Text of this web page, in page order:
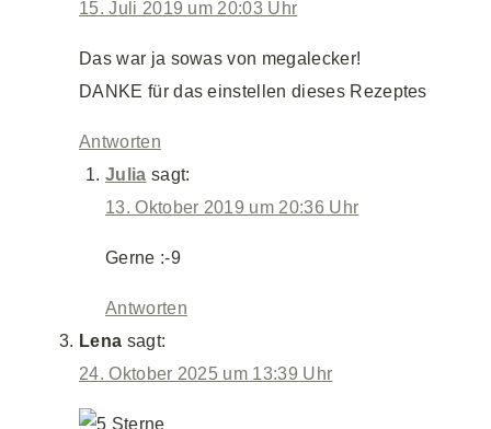
15. Juli 2019 um 20:03 Uhr
Das war ja sowas von megalecker!
DANKE für das einstellen dieses Rezeptes
Antworten
Julia sagt:
13. Oktober 2019 um 20:36 Uhr
Gerne :-9
Antworten
Lena sagt:
24. Oktober 2025 um 13:39 Uhr